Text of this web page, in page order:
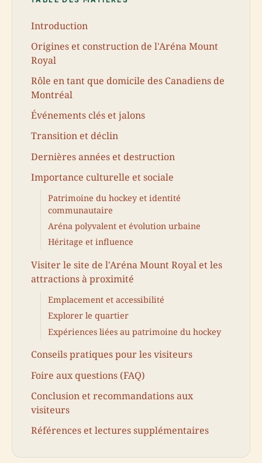
Introduction
Origines et construction de l'Aréna Mount
Royal
Rôle en tant que domicile des Canadiens de
Montréal
Événements clés et jalons
Transition et déclin
Dernières années et destruction
Importance culturelle et sociale
Patrimoine du hockey et identité
communautaire
Aréna polyvalent et évolution urbaine
Héritage et influence
Visiter le site de l'Aréna Mount Royal et les
attractions à proximité
Emplacement et accessibilité
Explorer le quartier
Expériences liées au patrimoine du hockey
Conseils pratiques pour les visiteurs
Foire aux questions (FAQ)
Conclusion et recommandations aux
visiteurs
Références et lectures supplémentaires